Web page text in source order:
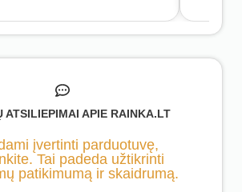
ATSILIEPIMAI APIE RAINKA.LT
įvertinti parduotuvę,
Tai padeda užtikrinti
patikimumą ir skaidrumą.